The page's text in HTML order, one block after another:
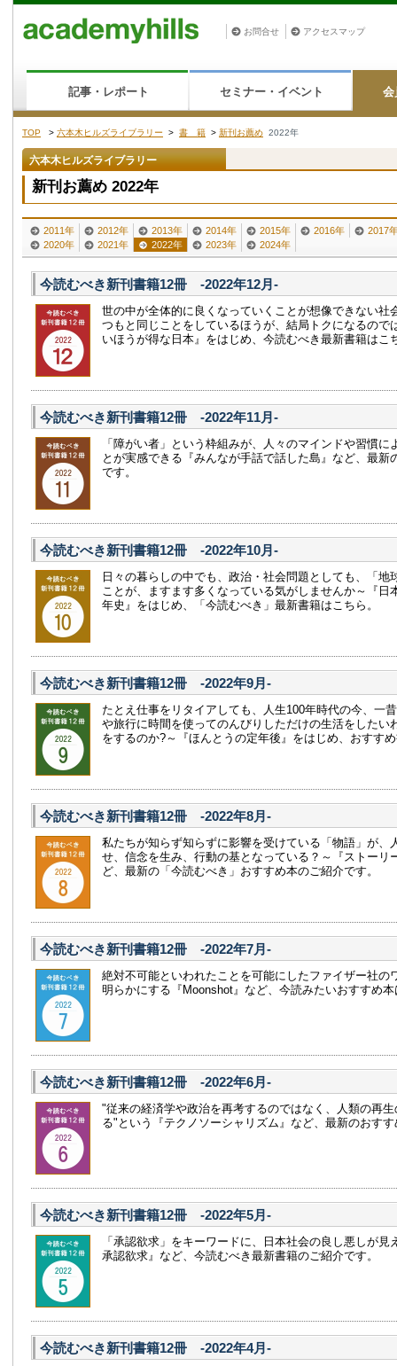
お問合せ アクセスマップ
記事・レポート セミナー・イベント 会
TOP > 六本木ヒルズライブラリー > 書 籍 > 新刊お薦め 2022年
六本木ヒルズライブラリー
新刊お薦め 2022年
2011年 2012年 2013年 2014年 2015年 2016年
2017
2020年
2021年 2022年 2023年 2024年
今読むべき新刊書籍12冊 -2022年12月-
世の中が全体的に良くなっていくことが想像できない社
つもと同じことをしているほうが、結局トクになるの
いほうが得な日本』をはじめ、今読むべき最新書籍はこ
今読むべき新刊書籍12冊 -2022年11月-
「障がい者」という枠組みが、人々のマインドや習慣に
とが実感できる『みんなが手話で話した島』など、最新
です。
今読むべき新刊書籍12冊 -2022年10月-
日々の暮らしの中でも、政治・社会問題としても、「地
ことが、ますます多くなっている気がしませんか～『日
年史』をはじめ、「今読むべき」最新書籍はこちら。
今読むべき新刊書籍12冊 -2022年9月-
たとえ仕事をリタイアしても、人生100年時代の今、一
や旅行に時間を使ってのんびりしただけの生活をしたい
をするのか?～『ほんとうの定年後』をはじめ、おすす
今読むべき新刊書籍12冊 -2022年8月-
私たちが知らず知らずに影響を受けている「物語」が、
せ、信念を生み、行動の基となっている？～『ストーリ
ど、最新の「今読むべき」おすすめ本のご紹介です。
今読むべき新刊書籍12冊 -2022年7月-
絶対不可能といわれたことを可能にしたファイザー社の
明らかにする『Moonshot』など、今読みたいおすすめ
今読むべき新刊書籍12冊 -2022年6月-
"従来の経済学や政治を再考するのではなく、人類の再
る"という『テクノソーシャリズム』など、最新のおす
今読むべき新刊書籍12冊 -2022年5月-
「承認欲求」をキーワードに、日本社会の良し悪しが
承認欲求』など、今読むべき最新書籍のご紹介です。
今読むべき新刊書籍12冊 -2022年4月-